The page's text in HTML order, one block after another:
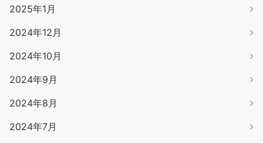
2025年1月
2024年12月
2024年10月
2024年9月
2024年8月
2024年7月